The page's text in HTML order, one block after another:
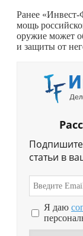
Ранее «Инвест-
мощь
оружие может
и защиты от
статьи в
Я даю